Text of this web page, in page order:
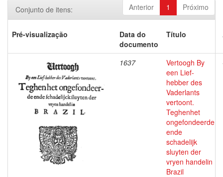
Anterior 1 Próximo
Conjunto de itens:
Pré-visualização
Data do
documento
Título
1637
Vertoogh By
een Lief-
hebber des
Vaderlants
vertoont.
Teghenhet
ongefondeerde
ende
schadelijk
sluyten der
vryen handelin
Brazil